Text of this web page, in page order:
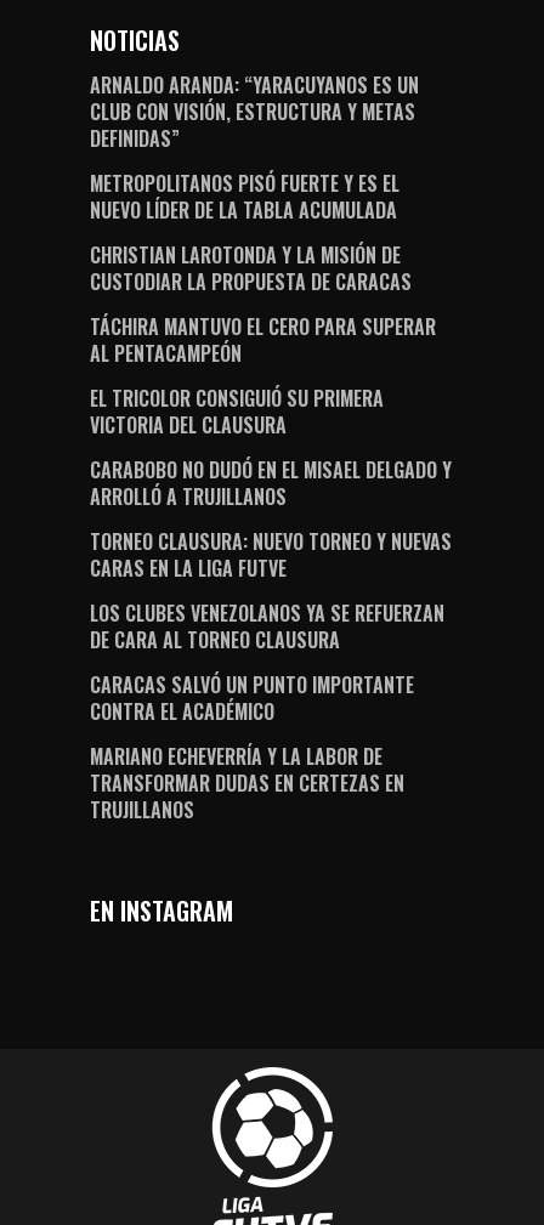
NOTICIAS
ARNALDO ARANDA: “YARACUYANOS ES UN
CLUB CON VISIÓN, ESTRUCTURA Y METAS
DEFINIDAS”
METROPOLITANOS PISÓ FUERTE Y ES EL
NUEVO LÍDER DE LA TABLA ACUMULADA
CHRISTIAN LAROTONDA Y LA MISIÓN DE
CUSTODIAR LA PROPUESTA DE CARACAS
TÁCHIRA MANTUVO EL CERO PARA SUPERAR
AL PENTACAMPEÓN
EL TRICOLOR CONSIGUIÓ SU PRIMERA
VICTORIA DEL CLAUSURA
CARABOBO NO DUDÓ EN EL MISAEL DELGADO Y
ARROLLÓ A TRUJILLANOS
TORNEO CLAUSURA: NUEVO TORNEO Y NUEVAS
CARAS EN LA LIGA FUTVE
LOS CLUBES VENEZOLANOS YA SE REFUERZAN
DE CARA AL TORNEO CLAUSURA
CARACAS SALVÓ UN PUNTO IMPORTANTE
CONTRA EL ACADÉMICO
MARIANO ECHEVERRÍA Y LA LABOR DE
TRANSFORMAR DUDAS EN CERTEZAS EN
TRUJILLANOS
EN INSTAGRAM